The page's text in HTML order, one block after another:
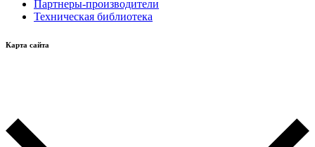
Партнеры-производители
Техническая библиотека
Карта сайта